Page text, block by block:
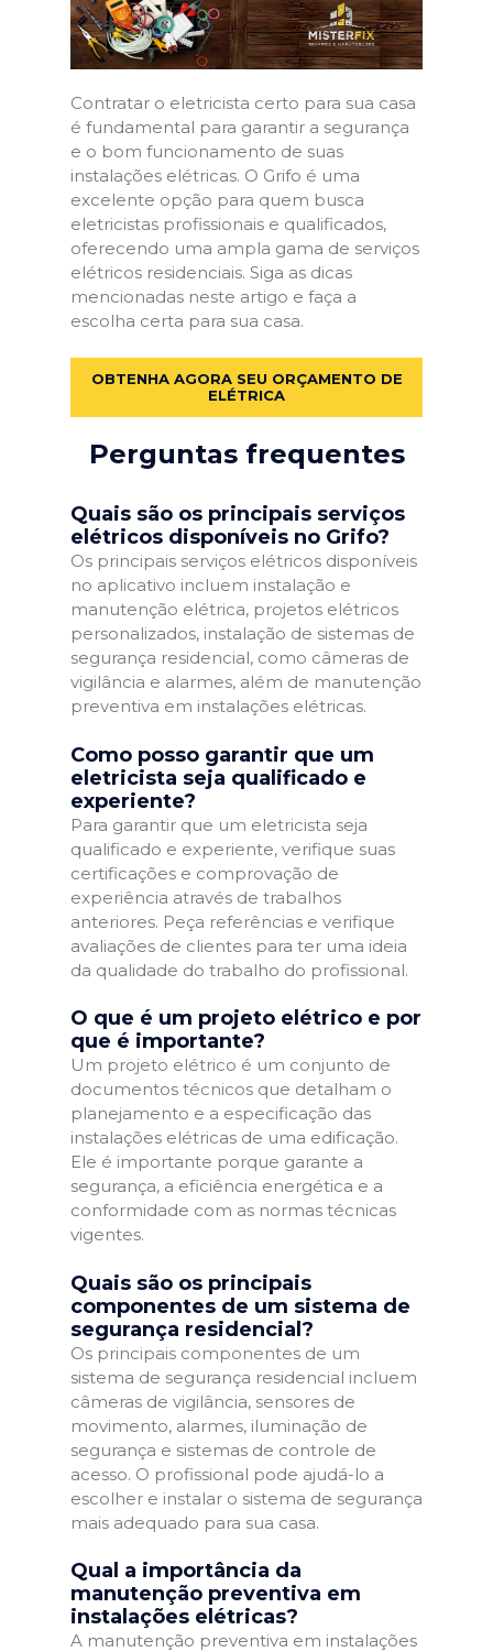
Contratar o eletricista certo para sua casa
é fundamental para garantir a segurança
e o bom funcionamento de suas
instalações elétricas. O Grifo é uma
excelente opção para quem busca
eletricistas profissionais e qualificados,
oferecendo uma ampla gama de serviços
elétricos residenciais. Siga as dicas
mencionadas neste artigo e faça a
escolha certa para sua casa.
OBTENHA AGORA SEU ORÇAMENTO DE
ELÉTRICA
Perguntas frequentes
Quais são os principais serviços
elétricos disponíveis no Grifo?
Os principais serviços elétricos disponíveis
no aplicativo incluem instalação e
manutenção elétrica, projetos elétricos
personalizados, instalação de sistemas de
segurança residencial, como câmeras de
vigilância e alarmes, além de manutenção
preventiva em instalações elétricas.
Como posso garantir que um
eletricista seja qualificado e
experiente?
Para garantir que um eletricista seja
qualificado e experiente, verifique suas
certificações e comprovação de
experiência através de trabalhos
anteriores. Peça referências e verifique
avaliações de clientes para ter uma ideia
da qualidade do trabalho do profissional.
O que é um projeto elétrico e por
que é importante?
Um projeto elétrico é um conjunto de
documentos técnicos que detalham o
planejamento e a especificação das
instalações elétricas de uma edificação.
Ele é importante porque garante a
segurança, a eficiência energética e a
conformidade com as normas técnicas
vigentes.
Quais são os principais
componentes de um sistema de
segurança residencial?
Os principais componentes de um
sistema de segurança residencial incluem
câmeras de vigilância, sensores de
movimento, alarmes, iluminação de
segurança e sistemas de controle de
acesso. O profissional pode ajudá-lo a
escolher e instalar o sistema de segurança
mais adequado para sua casa.
Qual a importância da
manutenção preventiva em
instalações elétricas?
A manutenção preventiva em instalações